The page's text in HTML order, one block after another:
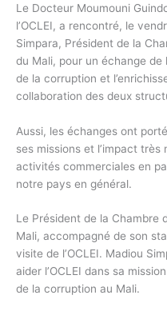
Le Docteur Moumouni
l’OCLEI, a rencontré, le
Simpara, Président de la
du Mali, pour un échange
de la corruption et
collaboration des deux
Aussi, les échanges ont
ses missions et l’impact
activités commerciales en
notre pays en général.
Le Président de la Chambre
Mali, accompagné de son
visite de l’OCLEI. Madiou
aider l’OCLEI dans sa
de la corruption au Mali.